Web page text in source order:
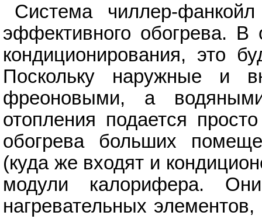
Система чиллер-
эффективного обогрева. В
кондиционирования, это
Поскольку наружные и
фреоновыми, а
отопления подается
обогрева больших
(куда же входят и
модули калорифера.
нагревательных